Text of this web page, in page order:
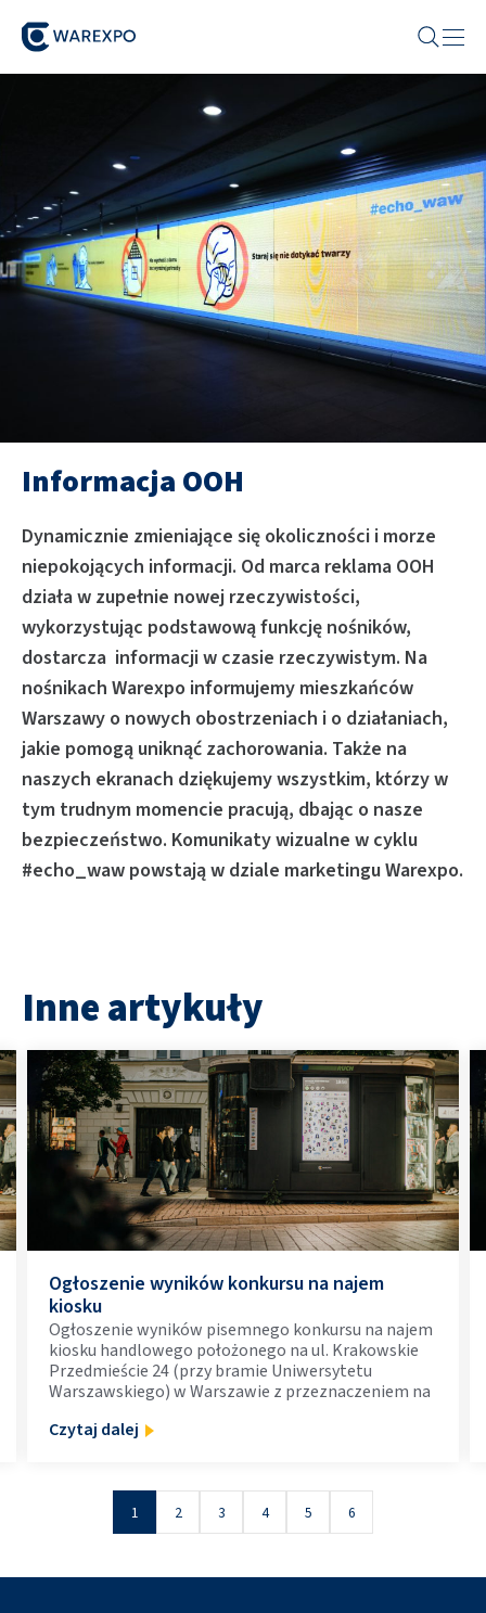
Informacja OOH
Dynamicznie zmieniające się okoliczności i morze
niepokojących informacji. Od marca reklama OOH
działa w zupełnie nowej rzeczywistości,
wykorzystując podstawową funkcję nośników,
dostarcza informacji w czasie rzeczywistym. Na
nośnikach Warexpo informujemy mieszkańców
Warszawy o nowych obostrzeniach i o działaniach,
jakie pomogą uniknąć zachorowania. Także na
naszych ekranach dziękujemy wszystkim, którzy w
tym trudnym momencie pracują, dbając o nasze
bezpieczeństwo. Komunikaty wizualne w cyklu
#echo_waw powstają w dziale marketingu Warexpo.
Inne artykuły
Ogłoszenie wyników konkursu na najem
kiosku
Ogłoszenie wyników pisemnego konkursu na najem
kiosku handlowego położonego na ul. Krakowskie
Przedmieście 24 (przy bramie Uniwersytetu
Warszawskiego) w Warszawie z przeznaczeniem na
np. na sprzedaży artykułów spożywczych oraz małej
29.04.2026 r. został rozstrzygnięty pisemny konkurs
Czytaj dalej
1 2 3 4 5 6